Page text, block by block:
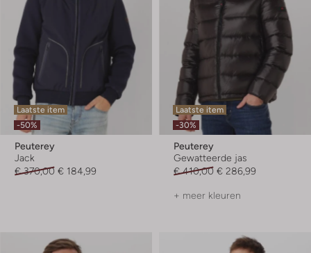
Laatste item
-50%
Peuterey
Jack
€ 370,00 € 184,99
Laatste item
-30%
Peuterey
Gewatteerde jas
€ 410,00 € 286,99
+ meer kleuren